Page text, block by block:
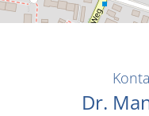
Dr.